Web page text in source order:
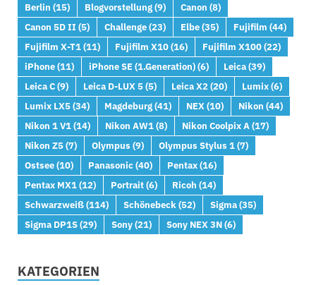
Berlin (15) Blogvorstellung(9) Canon (8)
Canon 5D II (5) Challenge(23) Elbe(35) Fujifilm (44)
Fujifilm X-T1(11) Fujifilm X10(16) Fujifilm X100(22)
iPhone(11) iPhone SE (1.Generation)(6) Leica(39)
Leica C(9) Leica D-LUX 5(5) Leica X2(20) Lumix(6)
Lumix LX5(34) Magdeburg(41) NEX(10) Nikon (44)
Nikon 1 V1(14) Nikon AW1(8) Nikon Coolpix A(17)
Nikon Z5(7) Olympus (9) Olympus Stylus 1(7)
Ostsee(10) Panasonic(40) Pentax(16)
Pentax MX1(12) Portrait(6) Ricoh (14)
Schwarzweiß(114) Schönebeck(52) Sigma(35)
Sigma DP1S(29) Sony(21) Sony NEX 3N(6)
KATEGORIEN